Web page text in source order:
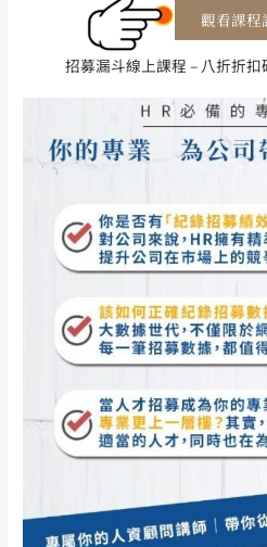
招募漏斗線上課程 – 八折折扣